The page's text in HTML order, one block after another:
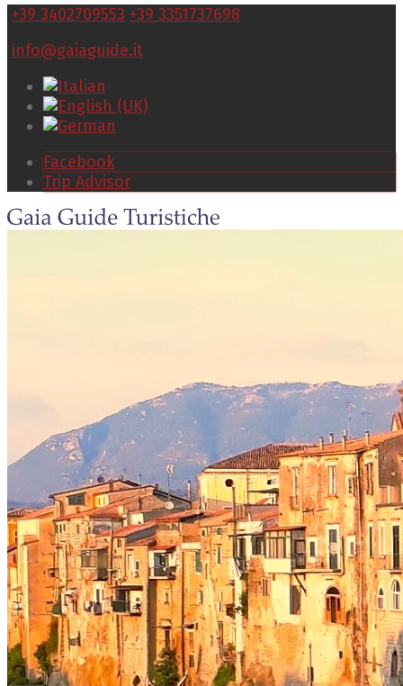
+39 3402709553 +39 3351737698
info@gaiaguide.it
Facebook
Trip Advisor